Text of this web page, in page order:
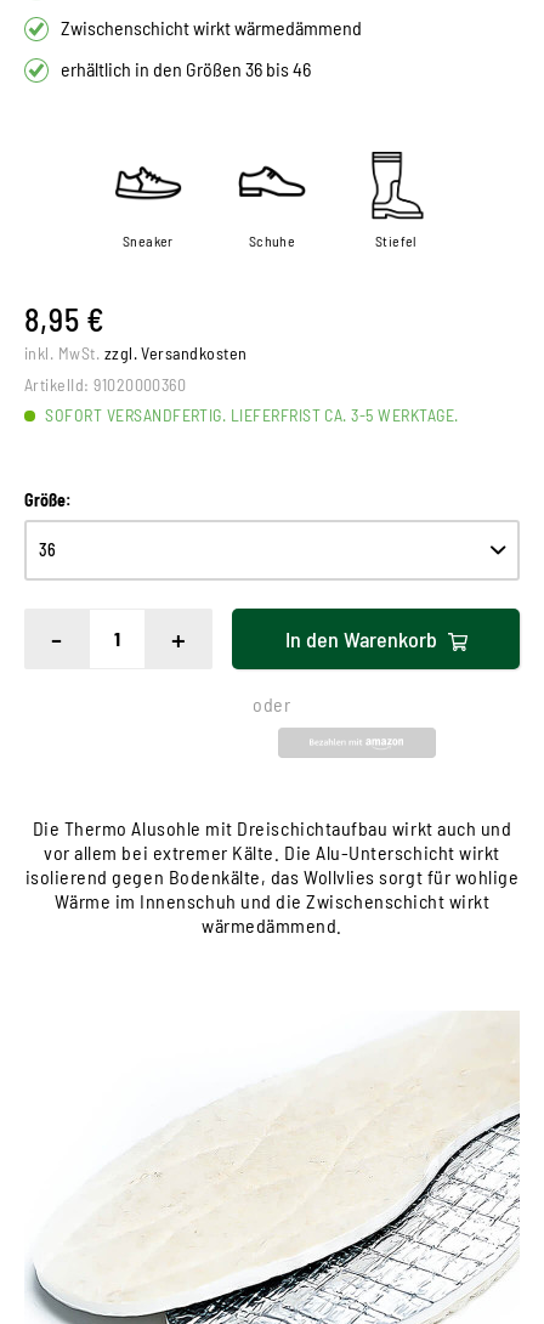
Zwischenschicht wirkt wärmedämmend
erhältlich in den Größen 36 bis 46
Sneaker Schuhe Stiefel
8,95 €
inkl. MwSt. zzgl. Versandkosten
ArtikelId: 91020000360
SOFORT VERSANDFERTIG. LIEFERFRIST CA. 3-5 WERKTAGE.
Größe:
- + In den Warenkorb
oder
Die Thermo Alusohle mit Dreischichtaufbau wirkt auch und
vor allem bei extremer Kälte. Die Alu-Unterschicht wirkt
isolierend gegen Bodenkälte, das Wollvlies sorgt für wohlige
Wärme im Innenschuh und die Zwischenschicht wirkt
wärmedämmend.